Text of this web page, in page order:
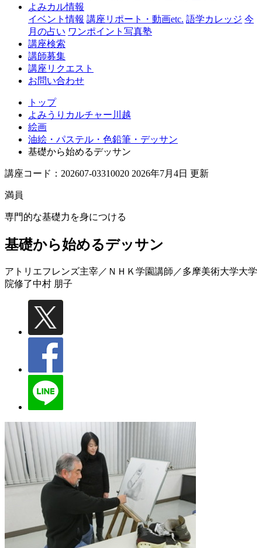
よみカル情報
イベント情報 講座リポート・動画etc. 語学カレッジ 今
月の占い ワンポイント写真塾
講座検索
講師募集
講座リクエスト
お問い合わせ
トップ
よみうりカルチャー川越
絵画
油絵・パステル・色鉛筆・デッサン
基礎から始めるデッサン
講座コード：202607-03310020 2026年7月4日 更新
満員
専門的な基礎力を身につける
基礎から始めるデッサン
アトリエフレンズ主宰／ＮＨＫ学園講師／多摩美術大学大学
院修了中村 朋子